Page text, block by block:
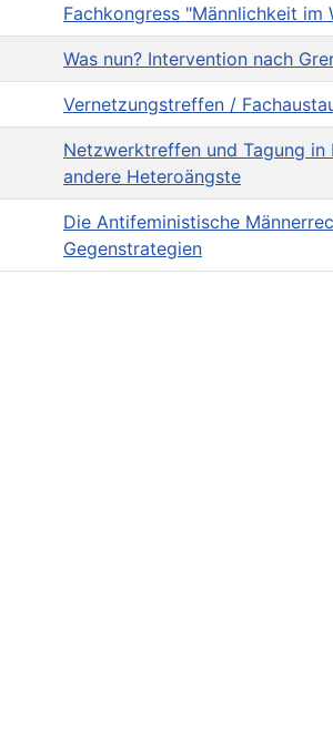
Fachkongress "Männlichkeit im
Was nun? Intervention nach
Vernetzungstreffen /
Netzwerktreffen und Tagung in
andere Heteroängste
Die Antifeministische
Gegenstrategien